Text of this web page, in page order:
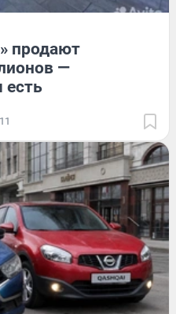
продают
—
есть
11